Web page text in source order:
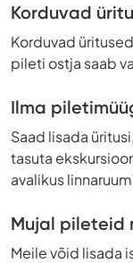
Korduvad
Korduvad
pileti ostja saab
Ilma
Saad lisada
tasuta
avalikus
Mujal pileteid
Meile võid lisada